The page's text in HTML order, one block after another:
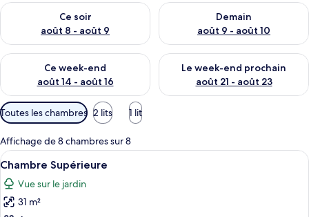
Ce soir
août 8 - août 9
Vérifier la disponibilité pour ce soir août 8 - août 9
Demain
août 9 - août 10
Vérifier la disponibilité pour
Ce week-end
août 14 - août 16
Vérifier la disponibilité pour ce week-end août 14 - août 16
Le week-end prochain
août 21 - août 23
Vérifier la disponibilité pour
Filtres
disponibles
pour
les
chambres
Toutes les chambres 2 lits 1 lit
Affichage de 8 chambres sur 8
Afficher
toutes
les
photos
Une chambre d’hôtel moderne
9
Chambre Supérieure
Vue sur le jardin
31 m²